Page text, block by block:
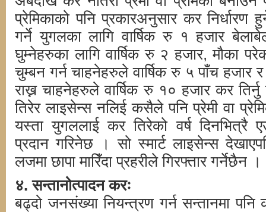
प्रेमिकाको पनि प्रकारअनुसार कर
गर्ने युगलका लागि वार्षिक रु १ हजार
घुम्नेहरुका लागि वार्षिक रु २ हजार, मौका
चुम्बन गर्न चाहनेहरुले वार्षिक रु ५ पाँच हजार र
राख्न चाहनेहरुले वार्षिक रु १० हजार कर
तिरेर लाइसेन्स नलिई कसैले पनि प्रेमी वा
यस्ता युगललाई कर तिरेको वर्ष दिनभित्रै
प्रदान गरिनेछ । सो स्मार्ट लाइसेन्स
लजमा छापा मारिँदा प्रहरीले गिरफ्तार गर्नेछैन ।
४. सन्तानोत्पादन करः
बढ्दो जनसंख्या नियन्त्रण गर्न सन्तानमा